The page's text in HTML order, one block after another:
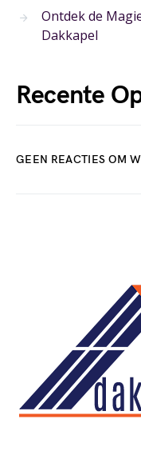
Ontdek de
Dakkapel
Recente
GEEN REACTIES OM